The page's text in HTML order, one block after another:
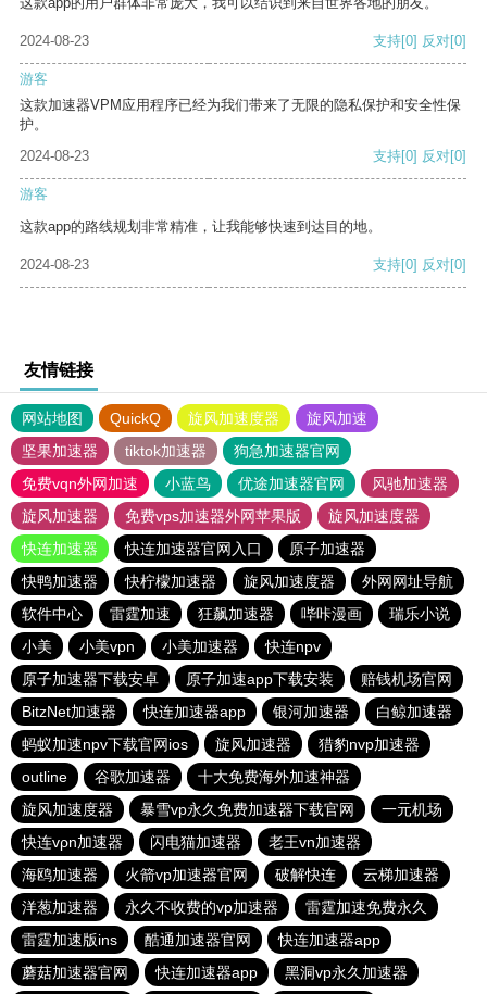
2024-08-23 支持[0] 反对[0]
游客
这款加速器VPM应用程序已经为我们带来了无限的隐私保护和安全性保
护。
2024-08-23
支持[0] 反对[0]
游客
这款app的路线规划非常精准，让我能够快速到达目的地。
2024-08-23 支持[0] 反对[0]
友情链接
网站地图 QuickQ 旋风加速度器
旋风加速
坚果加速器
tiktok加速器
狗急加速器官网
免费vqn外网加速
小蓝鸟 优途加速器官网
风驰加速器
旋风加速器
免费vps加速器外网苹果版
旋风加速度器
快连加速器
快连加速器官网入口
原子加速器
快鸭加速器
快柠檬加速器 旋风加速度器
外网网址导航
软件中心
雷霆加速 狂飙加速器 哔咔漫画
瑞乐小说
小美
小美vpn 小美加速器
快连npv
原子加速器下载安卓
原子加速app下载安装
赔钱机场官网
BitzNet加速器
快连加速器app 银河加速器
白鲸加速器
蚂蚁加速npv下载官网ios
旋风加速器
猎豹nvp加速器
outline
谷歌加速器
十大免费海外加速神器
旋风加速度器
暴雪vp永久免费加速器下载官网
一元机场
快连vρn加速器
闪电猫加速器
老王vn加速器
海鸥加速器
火箭vp加速器官网 破解快连
云梯加速器
洋葱加速器
永久不收费的vp加速器
雷霆加速免费永久
雷霆加速版ins
酷通加速器官网
快连加速器app
蘑菇加速器官网
快连加速器app 黑洞vp永久加速器